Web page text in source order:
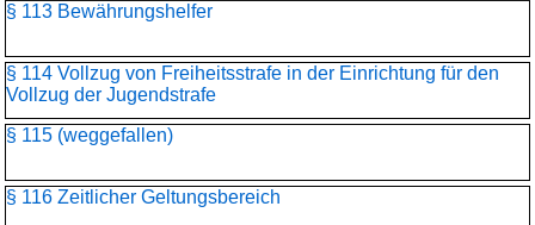
§ 113 Bewährungshelfer
§ 114 Vollzug von Freiheitsstrafe in der Einrichtung für den
Vollzug der Jugendstrafe
§ 115 (weggefallen)
§ 116 Zeitlicher Geltungsbereich